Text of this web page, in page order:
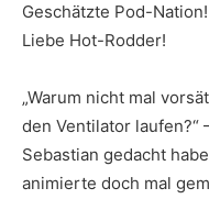
Geschätzte Pod-Nation!
Liebe Hot-Rodder!
„Warum nicht mal
den Ventilator laufen?“
Sebastian gedacht
animierte doch mal